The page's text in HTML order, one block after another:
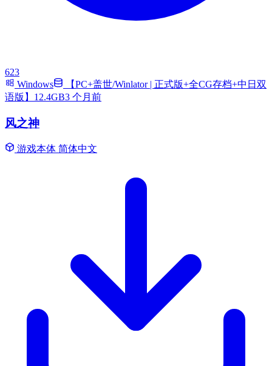
623
Windows
【PC+盖世/Winlator | 正式版+全CG存档+中日双
语版】12.4GB3 个月前
风之神
游戏本体 简体中文